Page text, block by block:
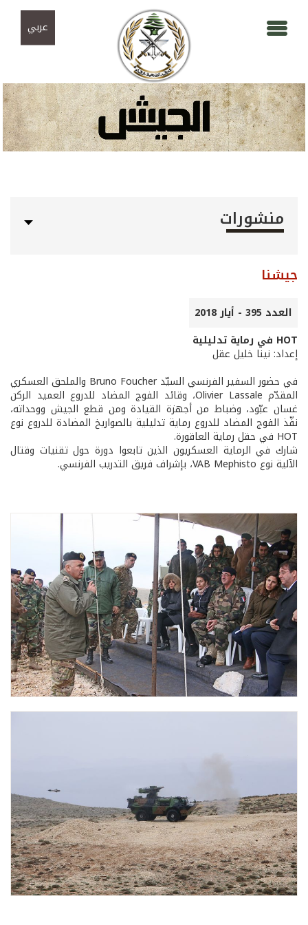
عربي
منشورات
جيشنا
العدد 395 - أيار 2018
HOT في رماية تدليلية
إعداد: نينا خليل عقل
في حضور السفير الفرنسي السيّد Bruno Foucher والملحق العسكري
المقدّم Olivier Lassale، وقائد الفوج المضاد للدروع العميد الركن
غسان عبّود، وضباط من أجهزة القيادة ومن قطع الجيش ووحداته،
نفّذ الفوج المضاد للدروع رماية تدليلية بالصواريخ المضادة للدروع نوع
HOT في حقل رماية العاقورة.
شارك في الرماية العسكريون الذين تابعوا دورة حول تقنيات وقتال
الآلية نوع VAB Mephisto، بإشراف فريق التدريب الفرنسي.